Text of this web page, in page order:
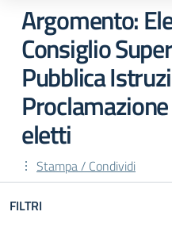
Argomento:
Consiglio
Pubblica
eletti
Stampa / Condividi
FILTRI